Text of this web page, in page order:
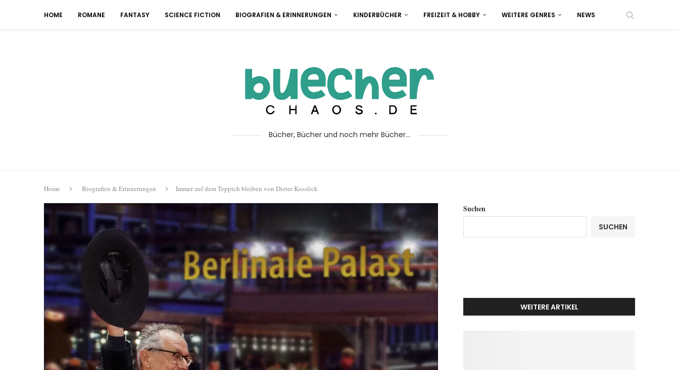
HOME ROMANE FANTASY SCIENCE FICTION BIOGRAFIEN & ERINNERUNGEN KINDERBÜCHER FREIZEIT & HOBBY WEITERE GENRES NEWS
Bücher, Bücher und noch mehr Bücher...
Home Biografien & Erinnerungen Immer auf dem Teppich bleiben von Dieter Kosslick
Suchen
SUCHEN
WEITERE ARTIKEL